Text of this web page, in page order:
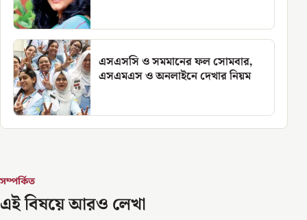
এসএসসি ও সমমানের ফল সোমবার,
এসএমএস ও অনলাইনে দেখার নিয়ম
সম্পর্কিত
এই বিষয়ে আরও লেখা